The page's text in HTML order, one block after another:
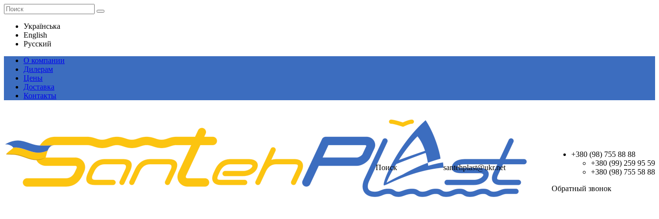
Українська
English
Русский
О компании
Дилерам
Цены
Доставка
Контакты
Поиск santehplast@ukr.net
+380 (98) 755 88 88
+380 (99) 259 95 59
+380 (98) 755 58 88
Обратный звонок